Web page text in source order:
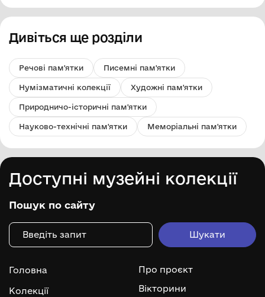
Дивіться ще розділи
Речові пам'ятки Писемні пам'ятки
Нумізматичні колекції Художні пам'ятки
Природничо-історичні пам'ятки
Науково-технічні пам'ятки Меморіальні пам'ятки
Доступні музейні колекції
Пошук по сайту
Головна
Колекції
Про проєкт
Вікторини